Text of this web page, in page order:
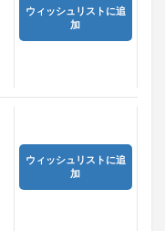
ウィッシュリストに追
加
ウィッシュリストに追
加